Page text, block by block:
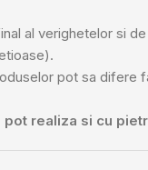
al verighetelor si
pot sa difere
realiza si cu